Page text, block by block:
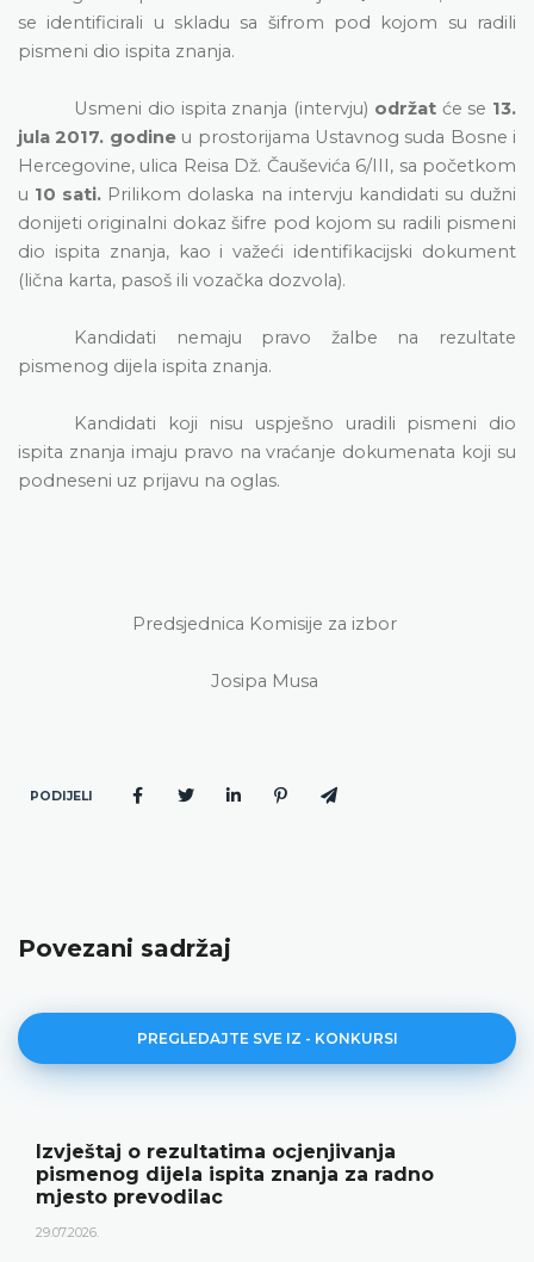
se identificirali u skladu sa šifrom pod kojom su radili
pismeni dio ispita znanja.
Usmeni dio ispita znanja (intervju) održatće se 13.
jula 2017. godineu prostorijama Ustavnog suda Bosne i
Hercegovine, ulica Reisa Dž. Čauševića 6/III, sa početkom
u 10 sati. Prilikom dolaska na intervju kandidati su dužni
donijeti originalni dokaz šifre pod kojom su radili pismeni
dio ispita znanja, kao i važeći identifikacijski dokument
(lična karta, pasoš ili vozačka dozvola).
Kandidati nemaju pravo žalbe na rezultate
pismenog dijela ispita znanja.
Kandidati koji nisu uspješno uradili pismeni dio
ispita znanja imaju pravo na vraćanje dokumenata koji su
podneseni uz prijavu na oglas.
Predsjednica Komisije za izbor
Josipa Musa
PODIJELI
Povezani sadržaj
PREGLEDAJTE SVE IZ - KONKURSI
za radno
Javni oglas za radno
22.06.2026.